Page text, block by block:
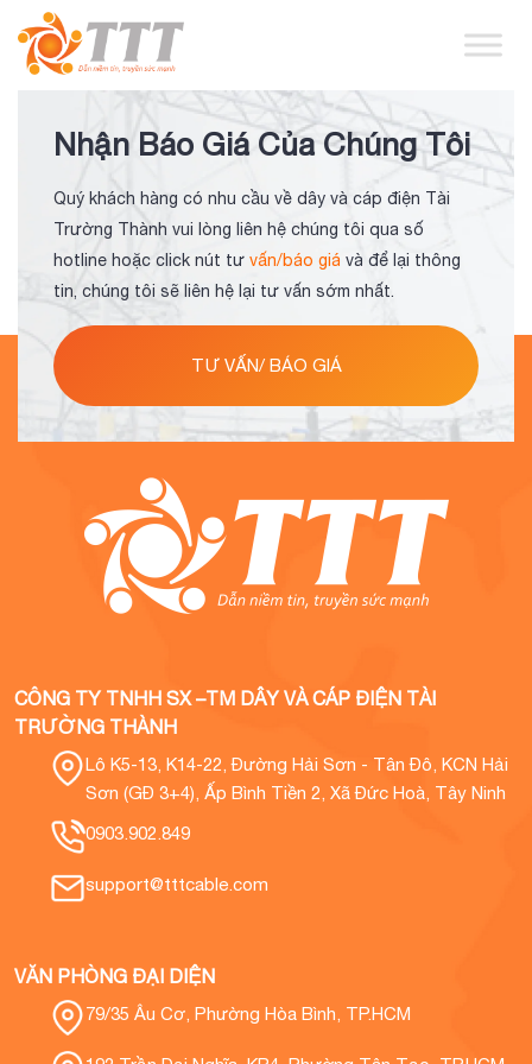
Nhận Báo Giá Của Chúng Tôi
Quý khách hàng có nhu cầu về dây và cáp điện Tài
Trường Thành vui lòng liên hệ chúng tôi qua số
hotline hoặc click nút tư vấn/báo giá và để lại thông
tin, chúng tôi sẽ liên hệ lại tư vấn sớm nhất.
TƯ VẤN/ BÁO GIÁ
CÔNG TY TNHH SX –TM DÂY VÀ CÁP ĐIỆN TÀI
TRƯỜNG THÀNH
Lô K5-13, K14-22, Đường Hải Sơn - Tân Đô, KCN Hải
Sơn (GĐ 3+4), Ấp Bình Tiền 2, Xã Đức Hoà, Tây Ninh
0903.902.849
support@tttcable.com
VĂN PHÒNG ĐẠI DIỆN
79/35 Âu Cơ, Phường Hòa Bình, TP.HCM